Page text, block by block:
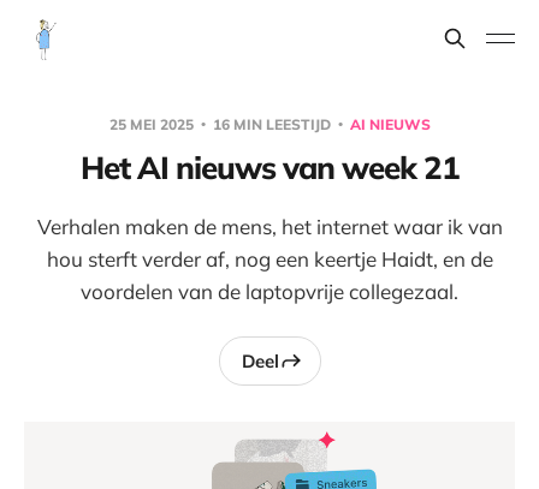
25 MEI 2025 16 MIN LEESTIJD AI NIEUWS
Het AI nieuws van week 21
Verhalen maken de mens, het internet waar ik van
hou sterft verder af, nog een keertje Haidt, en de
voordelen van de laptopvrije collegezaal.
Deel